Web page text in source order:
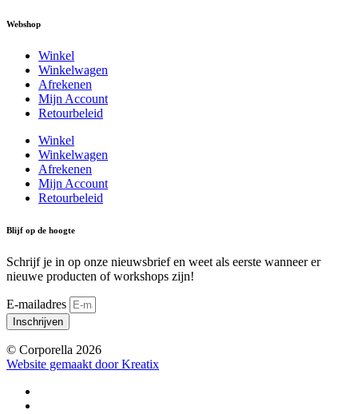
Webshop
Winkel
Winkelwagen
Afrekenen
Mijn Account
Retourbeleid
Winkel
Winkelwagen
Afrekenen
Mijn Account
Retourbeleid
Blijf op de hoogte
Schrijf je in op onze nieuwsbrief en weet als eerste wanneer er
nieuwe producten of workshops zijn!
E-mailadres
Inschrijven
© Corporella 2026
Website gemaakt door Kreatix